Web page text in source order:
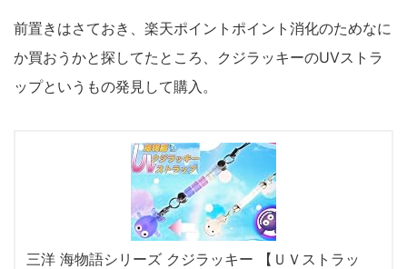
前置きはさておき、楽天ポイントポイント消化のためなに
か買おうかと探してたところ、クジラッキーのUVストラ
ップというもの発見して購入。
三洋 海物語シリーズ クジラッキー 【ＵＶストラッ